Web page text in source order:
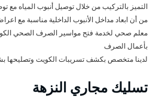
التميز بالتركيب من خلال توصيل أنبوب المياه مع
من أن ابعاد مداخل الأنبوب الداخلية مناسبة مع
معلم صحي لخدمة فتح مواسير الصرف الصحي
بأعمال الصرف
لدينا متخصص بكشف تسريبات الكويت وتصليحها
تسليك مجاري النزهة